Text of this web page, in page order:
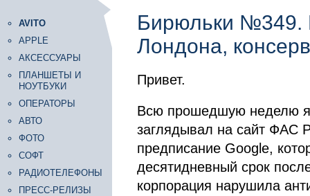
AVITO
APPLE
АКСЕССУАРЫ
ПЛАНШЕТЫ И
НОУТБУКИ
ОПЕРАТОРЫ
АВТО
ФОТО
СОФТ
РАДИОТЕЛЕФОНЫ
ПРЕСС-РЕЛИЗЫ
Бирюльки №349.
Лондона,
Привет.
Всю прошедшую неделю я
заглядывал на сайт ФАС
предписание Google,
десятидневный срок
корпорация нарушила